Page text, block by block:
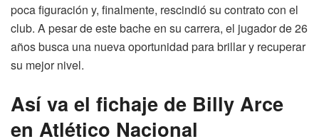
poca figuración y, finalmente, rescindió su contrato con el
club. A pesar de este bache en su carrera, el jugador de 26
años busca una nueva oportunidad para brillar y recuperar
su mejor nivel.
Así va el fichaje de Billy Arce
en Atlético Nacional